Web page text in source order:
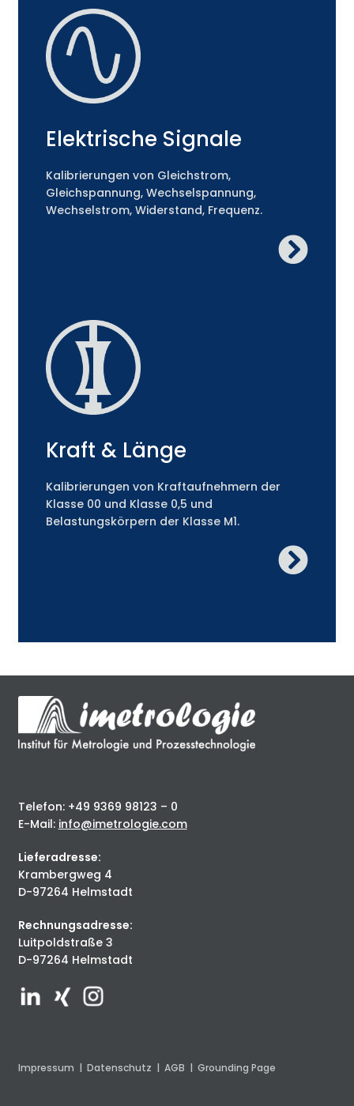
Elektrische Signale
Kalibrierungen von Gleichstrom,
Gleichspannung, Wechselspannung,
Wechselstrom, Widerstand, Frequenz.
Kraft & Länge
Kalibrierungen von Kraftaufnehmern der
Klasse 00 und Klasse 0,5 und
Belastungskörpern der Klasse M1.
Telefon: +49 9369 98123 – 0
E-Mail: info@imetrologie.com
Lieferadresse:
Krambergweg 4
D-97264 Helmstadt
Rechnungsadresse:
Luitpoldstraße 3
D-97264 Helmstadt
Impressum | Datenschutz | AGB | Grounding Page